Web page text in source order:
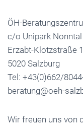
ÖH-
c/o Unipark Nonntal
Erzabt-Klotzstraße 1
5020 Salzburg
Tel: +43(0)662/
beratung@oeh-
Wir freuen uns von